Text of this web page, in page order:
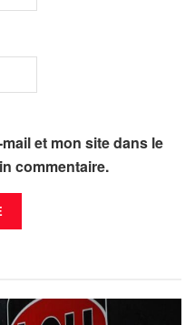
et mon site dans le
commentaire.